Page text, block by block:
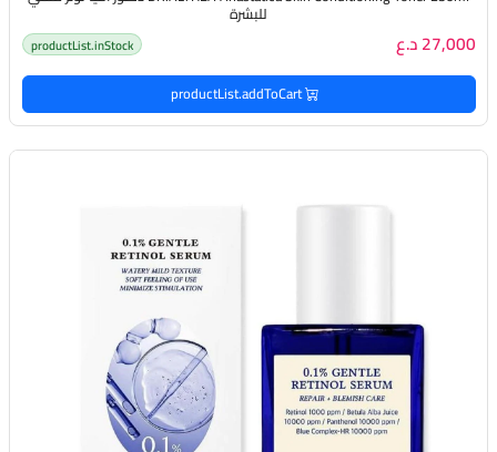
للبشرة
27,000 د.ع productList.inStock
productList.addToCart